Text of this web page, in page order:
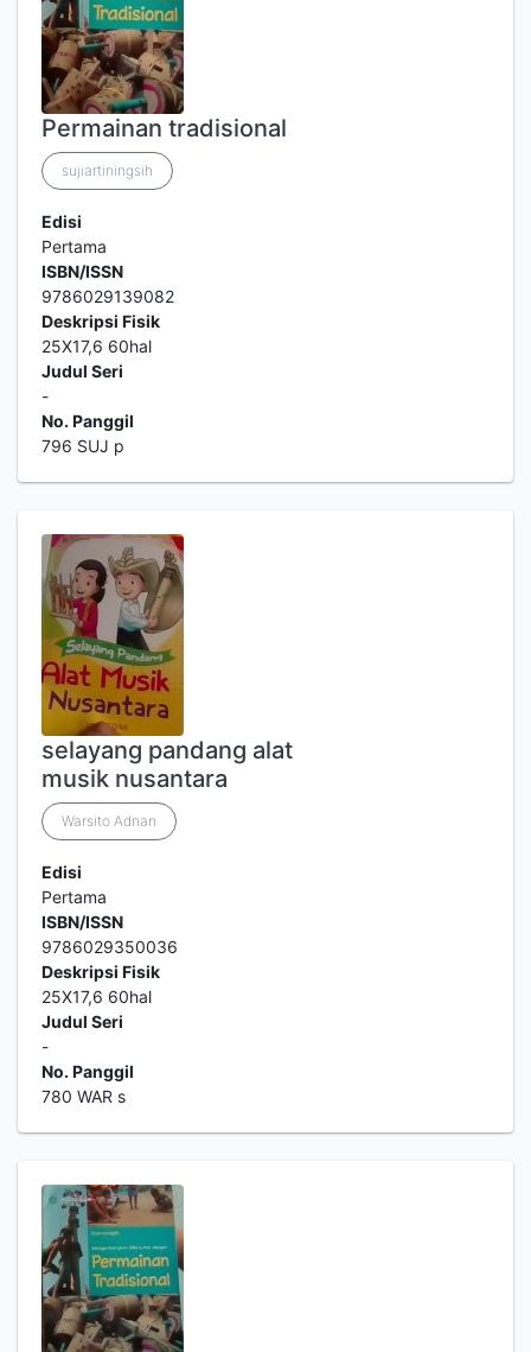
Permainan tradisional
sujiartiningsih
Edisi
Pertama
ISBN/ISSN
9786029139082
Deskripsi Fisik
25X17,6 60hal
Judul Seri
-
No. Panggil
796 SUJ p
selayang pandang alat
musik nusantara
Warsito Adnan
Edisi
Pertama
ISBN/ISSN
9786029350036
Deskripsi Fisik
25X17,6 60hal
Judul Seri
-
No. Panggil
780 WAR s